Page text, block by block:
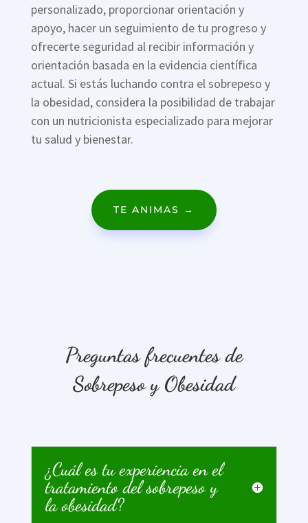
personalizado, proporcionar orientación y
apoyo, hacer un seguimiento de tu progreso y
ofrecerte seguridad al recibir información y
orientación basada en la evidencia científica
actual. Si estás luchando contra el sobrepeso y
la obesidad, considera la posibilidad de trabajar
con un nutricionista especializado para mejorar
tu salud y bienestar.
TE ANIMAS →
Preguntas frecuentes de
Sobrepeso y Obesidad
¿Cuál es tu experiencia en el
tratamiento del sobrepeso y
la obesidad?